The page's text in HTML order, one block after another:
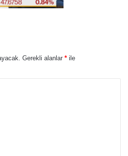
Gerekli alanlar * ile